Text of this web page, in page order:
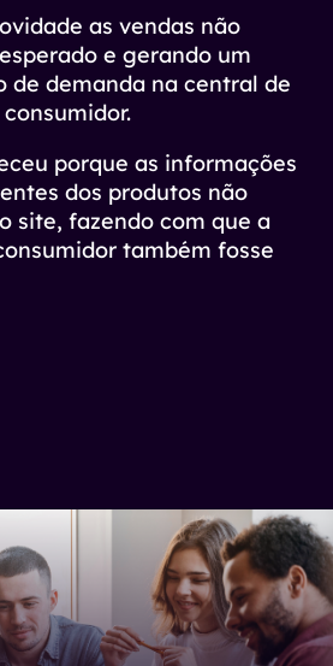
as vendas não
e gerando um
de demanda na central de
porque as informações
dos produtos não
site, fazendo com que a
também fosse